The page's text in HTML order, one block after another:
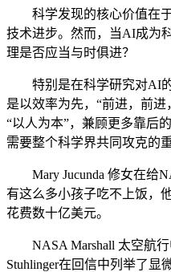
科学发现的核心价值在于
技术进步。然而，当AI成为
理是否应当与时俱进？
特别是在科学研究对AI的
是以效率为先，“前进，前
“以人为本”，兼顾更多靠后
需要整个科学界共同攻克的
Mary Jucunda 修女在给
有这么多小孩子吃不上饭，
花费数十亿美元。
NASA Marshall 太空航行
Stuhlinger在回信中列举了显